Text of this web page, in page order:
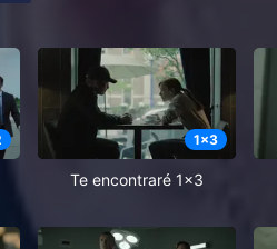
1x3
Te encontraré 1x3